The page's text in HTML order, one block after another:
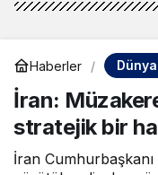
Haberler Dünya
İran:
stratejik bir
İran